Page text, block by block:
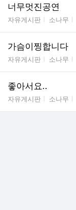
너무멋진공연
게시판명
자유게시판 작성자
소나무
가슴이찡합니다
게시판명
자유게시판 작성자
소나무
좋아서요..
게시판명
자유게시판 작성자
소나무